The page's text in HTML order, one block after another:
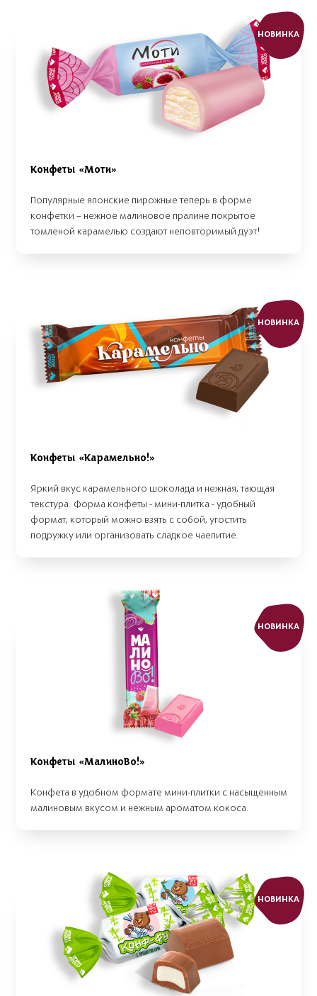
НОВИНКА
Конфеты «Моти»
Популярные японские пирожные теперь в форме
конфетки – нежное малиновое пралине покрытое
томленой карамелью создают неповторимый дуэт!
НОВИНКА
Конфеты «Карамельно!»
Яркий вкус карамельного шоколада и нежная, тающая
текстура. Форма конфеты - мини-плитка - удобный
формат, который можно взять с собой, угостить
подружку или организовать сладкое чаепитие.
НОВИНКА
Конфеты «МалиноВо!»
Конфета в удобном формате мини-плитки с насыщенным
малиновым вкусом и нежным ароматом кокоса.
НОВИНКА